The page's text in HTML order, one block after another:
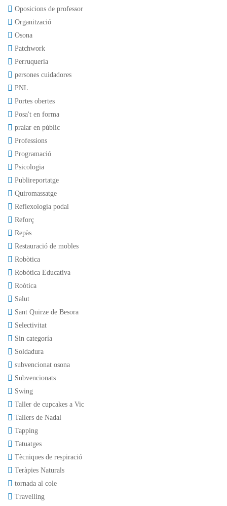
Oposicions de professor
Organització
Osona
Patchwork
Perruqueria
persones cuidadores
PNL
Portes obertes
Posa't en forma
pralar en públic
Professions
Programació
Psicologia
Publireportatge
Quiromassatge
Reflexologia podal
Reforç
Repàs
Restauració de mobles
Robòtica
Robòtica Educativa
Roòtica
Salut
Sant Quirze de Besora
Selectivitat
Sin categoría
Soldadura
subvencionat osona
Subvencionats
Swing
Taller de cupcakes a Vic
Tallers de Nadal
Tapping
Tatuatges
Tècniques de respiració
Teràpies Naturals
tornada al cole
Travelling